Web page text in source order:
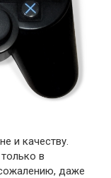
и качеству.
в
даже